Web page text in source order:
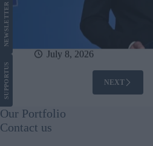
July 8, 2026
NEXT
SUPPORT
US
NEWS
LETTER
Our Portfolio
Contact us